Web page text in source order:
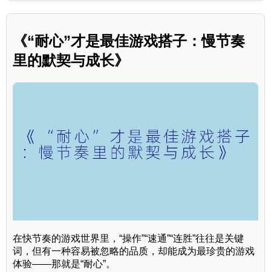
《“耐心”才是最佳游戏搭子：慢节奏
里的默契与成长》
在快节奏的游戏世界里，“操作”“速通”“连胜”往往是关键
词，但有一种容易被忽略的品质，却能成为最珍贵的游戏
体验——那就是“耐心”。